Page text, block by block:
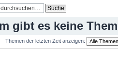
gibt es keine
Themen der letzten Zeit anzeigen: